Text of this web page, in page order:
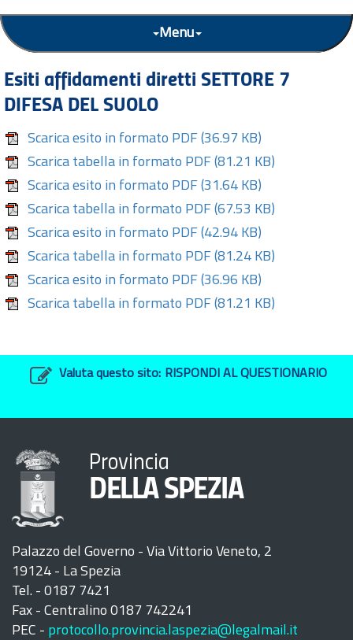
Menu
Esiti affidamenti diretti SETTORE 7
DIFESA DEL SUOLO
Scarica esito in formato PDF (36.97 KB)
Scarica tabella in formato PDF (81.21 KB)
Scarica esito in formato PDF (31.64 KB)
Scarica tabella in formato PDF (67.53 KB)
Scarica esito in formato PDF (42.94 KB)
Scarica tabella in formato PDF (81.24 KB)
Scarica esito in formato PDF (36.96 KB)
Scarica tabella in formato PDF (81.21 KB)
Valuta questo sito: RISPONDI AL QUESTIONARIO
Provincia
DELLA SPEZIA
Palazzo del Governo - Via Vittorio Veneto, 2
19124 - La Spezia
Tel. - 0187 7421
Fax - Centralino 0187 742241
PEC - protocollo.provincia.laspezia@legalmail.it